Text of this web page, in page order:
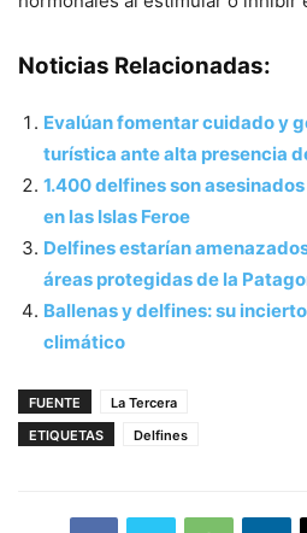
Noticias Relacionadas:
Evalúan fomentar cuidado y
turística ante alta presencia
1.400 delfines son
en las Islas Feroe
Delfines estarían
áreas protegidas de la
Ballenas y delfines: su
climático
FUENTE
La Tercera
ETIQUETAS
Delfines